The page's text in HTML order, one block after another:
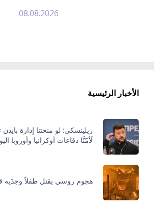
08.08.2026
الأخبار الرئيسية
زيلينسكي: لو منحتنا إدارة
لَأمّنَّا دفاعات أوكرانيا وأوروبا
هجوم روسي يقتل طفلاً وجدّيه